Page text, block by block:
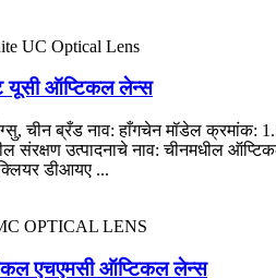
यूसी ऑप्टिकल लेन्स
चीन ब्रँड नाव: हाँगचेन मॉडेल क्रमांक:
संरक्षण उत्पादनाचे नाव: चीनमधील
डीआयए ...
एचएमसी ऑप्टिकल लेन्स